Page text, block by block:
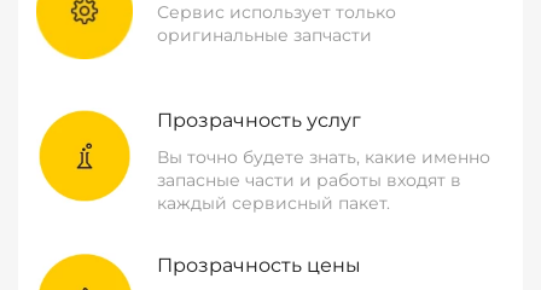
Сервис использует только
оригинальные запчасти
Прозрачность услуг
Вы точно будете знать, какие именно
запасные части и работы входят в
каждый сервисный пакет.
Прозрачность цены